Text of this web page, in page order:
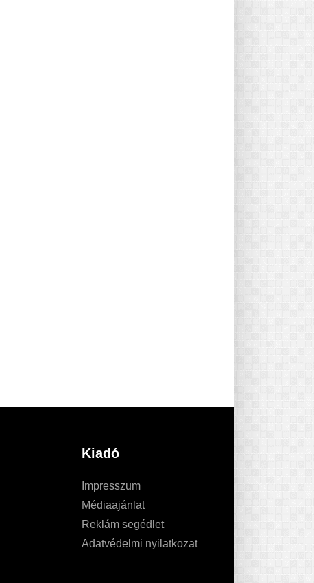
Kiadó
Impresszum
Médiaajánlat
Reklám segédlet
Adatvédelmi nyilatkozat